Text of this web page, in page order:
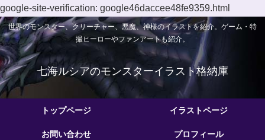
google-site-verification: google46daccee48fe9359.html
世界のモンスター、クリーチャー、悪魔、神様のイラストを紹介。ゲーム・特
撮ヒーローやファンアートも紹介。
七海ルシアのモンスターイラスト格納庫
トップページ イラストページ
お問い合わせ プロフィール